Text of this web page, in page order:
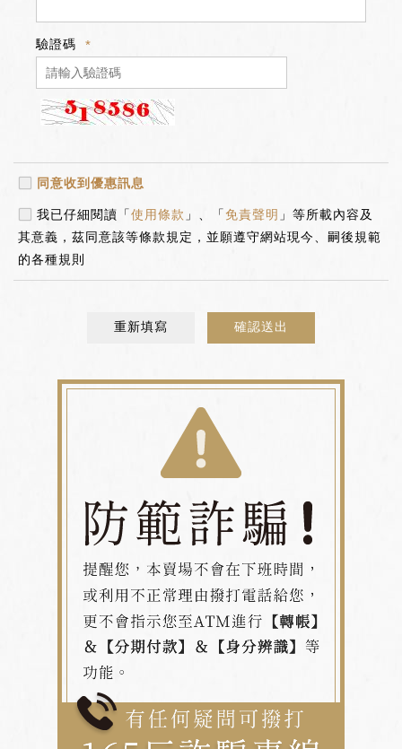
驗證碼
同意收到優惠訊息
我已仔細閱讀「使用條款 」、「免責聲明 」等所載內容及
其意義，茲同意該等條款規定，並願遵守網站現今、嗣後規範
的各種規則
重新填寫 確認送出